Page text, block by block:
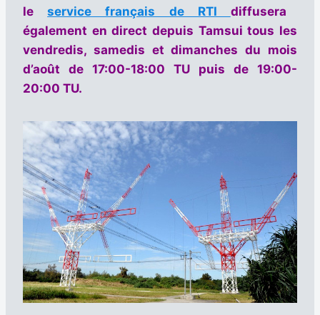
leservice français de RTI diffusera
également en direct depuis Tamsui tous les
vendredis, samedis et dimanches du mois
d’août de 17:00-18:00 TU puis de 19:00-
20:00 TU.